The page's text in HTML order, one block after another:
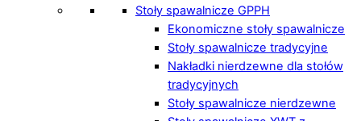
Stoły spawalnicze GPPH
Ekonomiczne stoły spawalnicze
Stoły spawalnicze tradycyjne
Nakładki nierdzewne dla stołów
tradycyjnych
Stoły spawalnicze nierdzewne